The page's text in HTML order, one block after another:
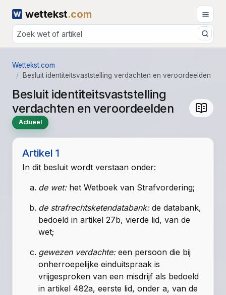
wettekst.com
Wettekst.com
Besluit identiteitsvaststelling verdachten en veroordeelden
Besluit identiteitsvaststelling
verdachten en veroordeelden
Actueel
Artikel 1
In dit besluit wordt verstaan onder:
de wet:hetWetboek van Strafvordering;
de strafrechtsketendatabank:de databank,
bedoeld inartikel 27b, vierde lid, van de
wet;
gewezen verdachte:een persoon die bij
onherroepelijke einduitspraak is
vrijgesproken van een misdrijf als bedoeld
inartikel 482a, eerste lid, onder a, van de